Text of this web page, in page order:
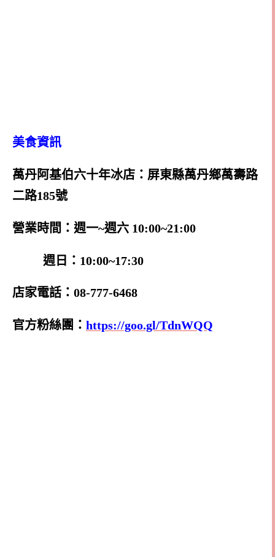
美食資訊
萬丹阿基伯六十年冰店：屏東縣萬丹鄉萬壽路
二路185號
營業時間：週一~週六 10:00~21:00
週日：10:00~17:30
店家電話：08-777-6468
官方粉絲團： https://goo.gl/TdnWQQ